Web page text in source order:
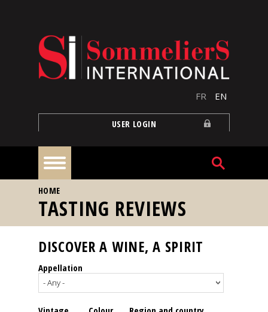
FR EN
USER LOGIN
Home
Our
events
YOU ARE HERE
HOME
TASTING REVIEWS
DISCOVER A WINE, A SPIRIT
Appellation